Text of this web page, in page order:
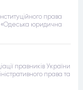
права
«Одеська юридична
правників України
права та